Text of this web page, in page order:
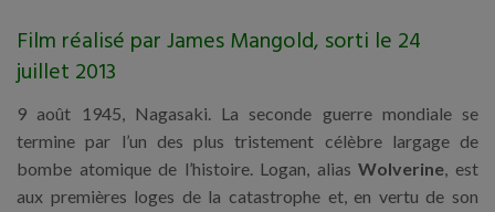
Film réalisé par James Mangold, sorti le 24
juillet 2013
9 août 1945, Nagasaki. La seconde guerre mondiale se
termine par l’un des plus tristement célèbre largage de
bombe atomique de l’histoire. Logan, aliasWolverine, est
aux premières loges de la catastrophe et, en vertu de son